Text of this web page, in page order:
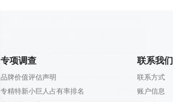
专项调查
品牌价值评估声明
专精特新小巨人占有率排名
联系我们
联系方式
账户信息